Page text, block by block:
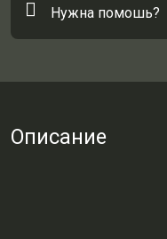
Нужна помошь?
Описание